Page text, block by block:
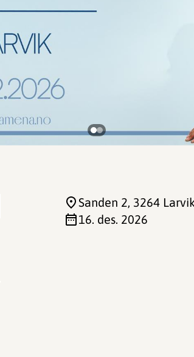
Sanden 2, 3264 Larvik
16. des. 2026